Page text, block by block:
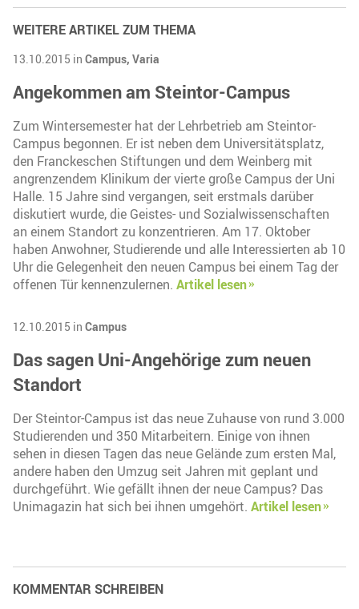
WEITERE ARTIKEL ZUM THEMA
13.10.2015 in Campus, Varia
Angekommen am Steintor-Campus
Zum Wintersemester hat der Lehrbetrieb am Steintor-
Campus begonnen. Er ist neben dem Universitätsplatz,
den Franckeschen Stiftungen und dem Weinberg mit
angrenzendem Klinikum der vierte große Campus der Uni
Halle. 15 Jahre sind vergangen, seit erstmals darüber
diskutiert wurde, die Geistes- und Sozialwissenschaften
an einem Standort zu konzentrieren. Am 17. Oktober
haben Anwohner, Studierende und alle Interessierten ab 10
Uhr die Gelegenheit den neuen Campus bei einem Tag der
offenen Tür kennenzulernen. Artikel lesen
12.10.2015 in Campus
Das sagen Uni-Angehörige zum neuen
Standort
Der Steintor-Campus ist das neue Zuhause von rund 3.000
Studierenden und 350 Mitarbeitern. Einige von ihnen
sehen in diesen Tagen das neue Gelände zum ersten Mal,
andere haben den Umzug seit Jahren mit geplant und
durchgeführt. Wie gefällt ihnen der neue Campus? Das
Unimagazin hat sich bei ihnen umgehört. Artikel lesen
KOMMENTAR SCHREIBEN